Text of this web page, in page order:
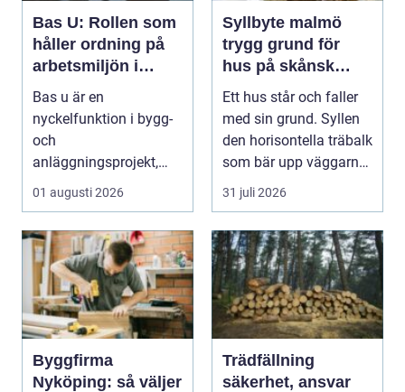
Bas U: Rollen som
håller ordning på
arbetsmiljön i
byggprojekt
Bas u är en
nyckelfunktion i bygg-
och
anläggningsprojekt,
med ansvar för att
arbetsm...
01 augusti 2026
Syllbyte malmö
trygg grund för
hus på skånsk
mark
Ett hus står och faller
med sin grund. Syllen
den horisontella träbalk
som bär upp väggarna
mot pla...
31 juli 2026
Byggfirma
Nyköping: så väljer
Trädfällning
säkerhet, ansvar